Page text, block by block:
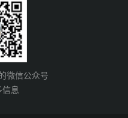
微信公众号
信息